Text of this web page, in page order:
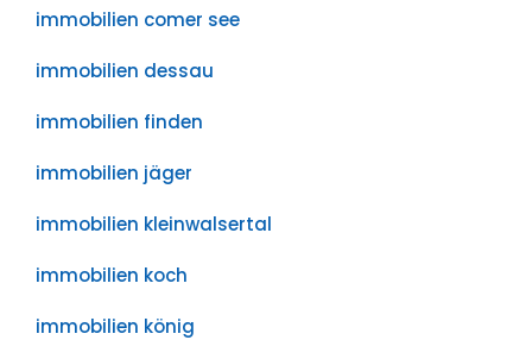
immobilien comer see
immobilien dessau
immobilien finden
immobilien jäger
immobilien kleinwalsertal
immobilien koch
immobilien könig